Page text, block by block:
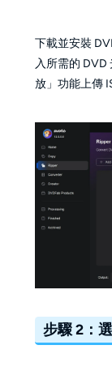
下載並安裝
入所需的
放」功能上傳
步驟 2：